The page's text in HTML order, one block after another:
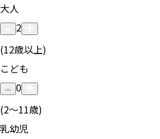
大人
2
(12歳以上)
こども
0
(2〜11歳)
乳幼児